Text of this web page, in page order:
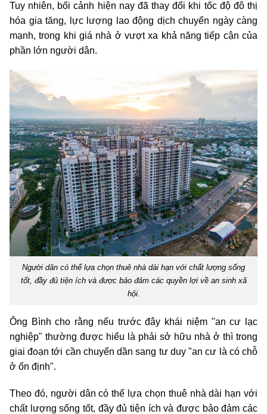
Tuy nhiên, bối cảnh hiện nay đã thay đổi khi tốc độ đô thị
hóa gia tăng, lực lượng lao động dịch chuyển ngày càng
mạnh, trong khi giá nhà ở vượt xa khả năng tiếp cận của
phần lớn người dân.
Người dân có thể lựa chọn thuê nhà dài hạn với chất lượng sống
tốt, đầy đủ tiện ích và được bảo đảm các quyền lợi về an sinh xã
hội.
Ông Bình cho rằng nếu trước đây khái niệm "an cư lạc
nghiệp" thường được hiểu là phải sở hữu nhà ở thì trong
giai đoạn tới cần chuyển dần sang tư duy "an cư là có chỗ
ở ổn định".
Theo đó, người dân có thể lựa chọn thuê nhà dài hạn với
chất lượng sống tốt, đầy đủ tiện ích và được bảo đảm các